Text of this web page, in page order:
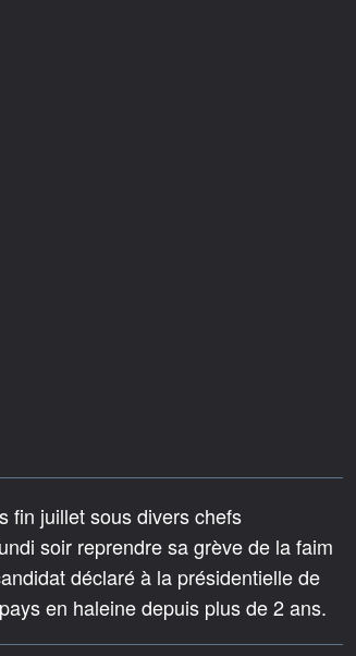
fin juillet sous divers chefs
soir reprendre sa grève de la faim
déclaré à la présidentielle de
en haleine depuis plus de 2 ans.